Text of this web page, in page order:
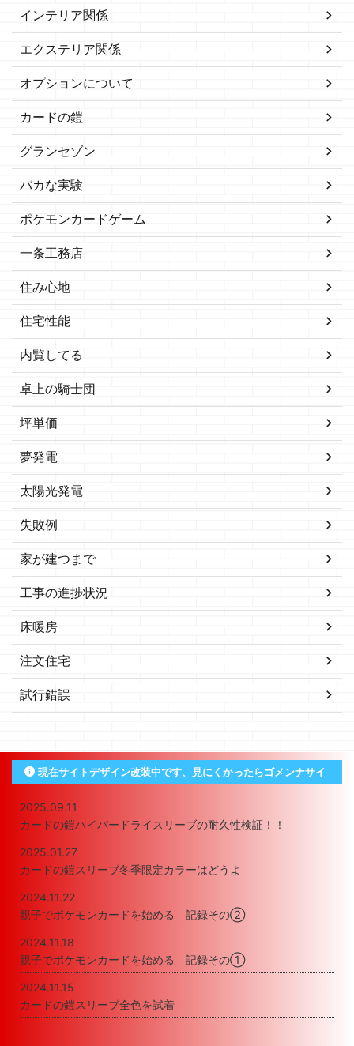
インテリア関係
エクステリア関係
オプションについて
カードの鎧
グランセゾン
バカな実験
ポケモンカードゲーム
一条工務店
住み心地
住宅性能
内覧してる
卓上の騎士団
坪単価
夢発電
太陽光発電
失敗例
家が建つまで
工事の進捗状況
床暖房
注文住宅
試行錯誤
現在サイトデザイン改装中です、見にくかったらゴメンナサイ
2025.09.11
カードの鎧ハイパードライスリーブの耐久性検証！！
2025.01.27
カードの鎧スリーブ冬季限定カラーはどうよ
2024.11.22
親子でポケモンカードを始める 記録その②
2024.11.18
親子でポケモンカードを始める 記録その①
2024.11.15
カードの鎧スリーブ全色を試着